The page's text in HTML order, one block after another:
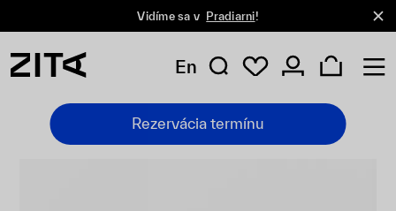
Vidíme sa v Pradiarni!
En
Rezervácia termínu